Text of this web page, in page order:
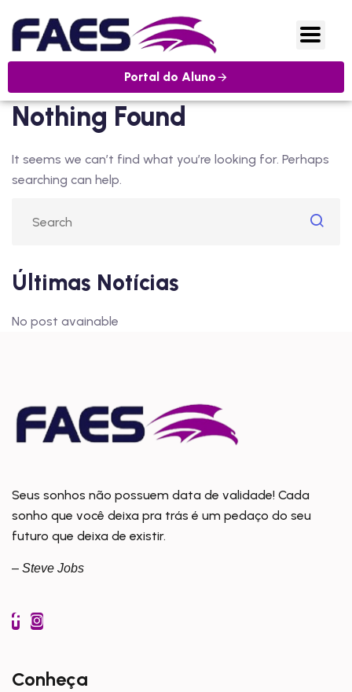
Portal do Aluno
Nothing Found
It seems we can’t find what you’re looking for. Perhaps
searching can help.
Últimas Notícias
No post avainable
Seus sonhos não possuem data de validade! Cada
sonho que você deixa pra trás é um pedaço do seu
futuro que deixa de existir.
– Steve Jobs
Conheça